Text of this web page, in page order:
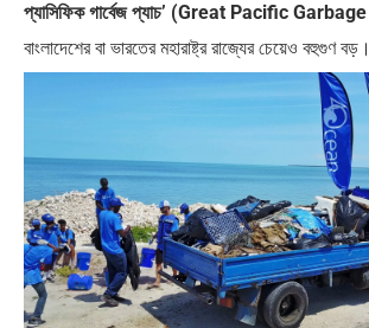
প্যাসিফিক গার্বেজ প্যাচ’ (Great Pacific
বাংলাদেশের বা ভারতের মহারাষ্ট্র রাজ্যের চেয়েও বহুগুণ বড়।